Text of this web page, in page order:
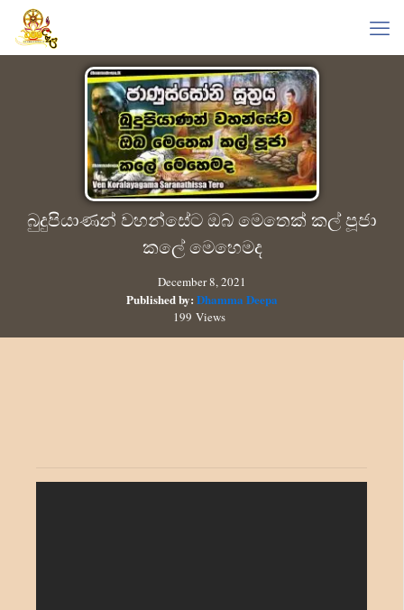
බුදුපියාණන් වහන්සේට ඔබ මෙතෙක් කල් පූජා
කලේ මෙහෙමද
December 8, 2021
Published by: Dhamma Deepa
199 Views